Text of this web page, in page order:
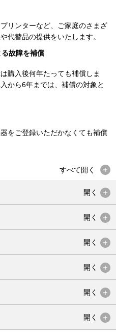
リンターなど、ご家庭のさまざ
代替品の提供をいたします。
故障を補償
購入後何年たっても補償しま
から6年までは、補償の対象と
をご登録いただかなくても補償
すべて開く
開く
開く
開く
開く
開く
開く